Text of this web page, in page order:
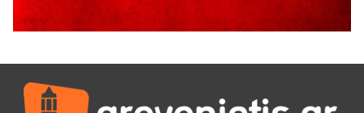
Διακοπή υδροδότησης του Α΄ κλάδου ύδρευσης
5 Αυγούστου 2026
Θερινό Σινεμά στο πλαίσιο του «Πολιτιστικού